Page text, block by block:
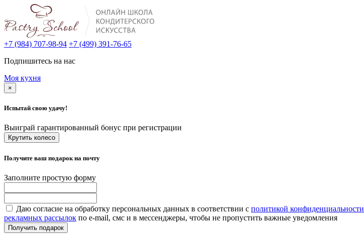
+7 (984) 707-98-94 +7 (499) 391-76-65
Подпишитесь на нас
Моя кухня
×
Испытай свою удачу!
Выиграй гарантированный бонус при регистрации
Крутить колесо
Получите ваш подарок на почту
Заполните простую форму
Даю согласие на обработку персональных данных в соответствии с политикой конфиденциальности
рекламных рассылок по e-mail, смс и в мессенджеры, чтобы не пропустить важные уведомления
Получить подарок